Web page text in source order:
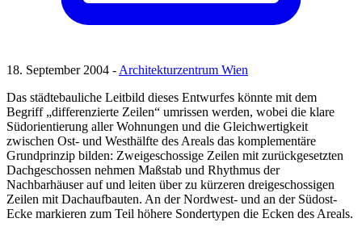
18. September 2004 -Architekturzentrum Wien
Das städtebauliche Leitbild dieses Entwurfes könnte mit dem
Begriff „differenzierte Zeilen“ umrissen werden, wobei die klare
Südorientierung aller Wohnungen und die Gleichwertigkeit
zwischen Ost- und Westhälfte des Areals das komplementäre
Grundprinzip bilden: Zweigeschossige Zeilen mit zurückgesetzten
Dachgeschossen nehmen Maßstab und Rhythmus der
Nachbarhäuser auf und leiten über zu kürzeren dreigeschossigen
Zeilen mit Dachaufbauten. An der Nordwest- und an der Südost-
Ecke markieren zum Teil höhere Sondertypen die Ecken des Areals.